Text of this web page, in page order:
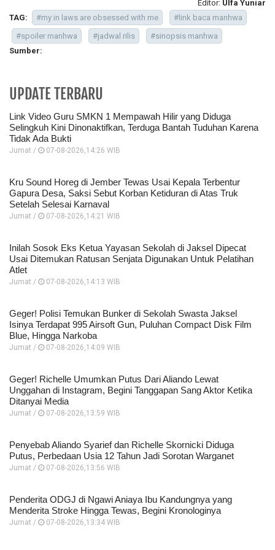
Editor: Ulfa Yuniar
TAG:
#my in laws are obsessed with me
#link baca manhwa
#spoiler manhwa
#jadwal rilis
#sinopsis manhwa
Sumber:
UPDATE TERBARU
Link Video Guru SMKN 1 Mempawah Hilir yang Diduga
Selingkuh Kini Dinonaktifkan, Terduga Bantah Tuduhan Karena
Tidak Ada Bukti
Jumat / 07-08-2026,14:26 WIB
Kru Sound Horeg di Jember Tewas Usai Kepala Terbentur
Gapura Desa, Saksi Sebut Korban Ketiduran di Atas Truk
Setelah Selesai Karnaval
Jumat / 07-08-2026,14:21 WIB
Inilah Sosok Eks Ketua Yayasan Sekolah di Jaksel Dipecat
Usai Ditemukan Ratusan Senjata Digunakan Untuk Pelatihan
Atlet
Jumat / 07-08-2026,14:13 WIB
Geger! Polisi Temukan Bunker di Sekolah Swasta Jaksel
Isinya Terdapat 995 Airsoft Gun, Puluhan Compact Disk Film
Blue, Hingga Narkoba
Jumat / 07-08-2026,14:09 WIB
Geger! Richelle Umumkan Putus Dari Aliando Lewat
Unggahan di Instagram, Begini Tanggapan Sang Aktor Ketika
Ditanyai Media
Jumat / 07-08-2026,13:59 WIB
Penyebab Aliando Syarief dan Richelle Skornicki Diduga
Putus, Perbedaan Usia 12 Tahun Jadi Sorotan Warganet
Jumat / 07-08-2026,13:56 WIB
Penderita ODGJ di Ngawi Aniaya Ibu Kandungnya yang
Menderita Stroke Hingga Tewas, Begini Kronologinya
Jumat / 07-08-2026,13:34 WIB